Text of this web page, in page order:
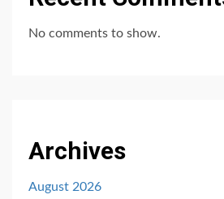
No comments to show.
Archives
August 2026